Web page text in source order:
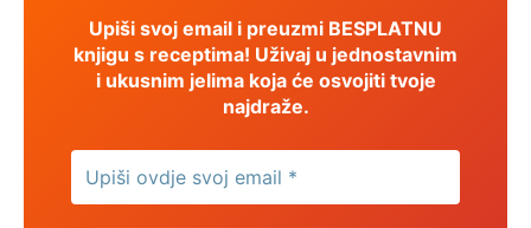
Upiši svoj email i preuzmi BESPLATNU
knjigu s receptima! Uživaj u jednostavnim
i ukusnim jelima koja će osvojiti tvoje
najdraže.